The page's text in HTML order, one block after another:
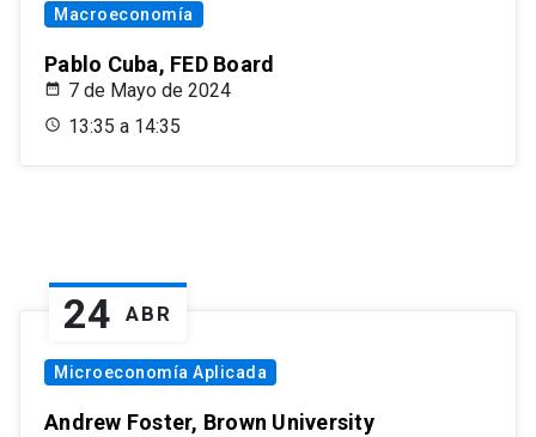
Macroeconomía
Pablo Cuba, FED Board
7 de Mayo de 2024
13:35 a 14:35
24 ABR
Microeconomía Aplicada
Andrew Foster, Brown University